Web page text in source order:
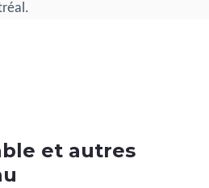
et autres